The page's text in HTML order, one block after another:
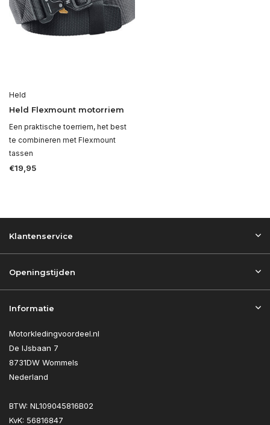
Held
Held Flexmount motorriem
Een praktische toerriem, het best
te combineren met Flexmount
tassen
€19,95
Klantenservice
Openingstijden
Informatie
Motorkledingvoordeel.nl
De IJsbaan 7
8731DW Wommels
Nederland
BTW: NL109045816B02
KvK: 56816847